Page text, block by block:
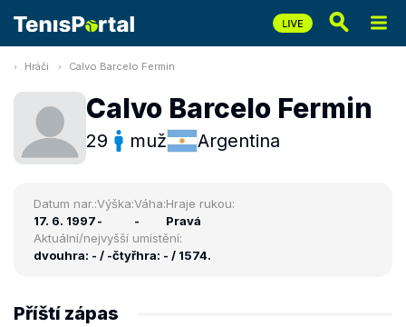
Hráči Calvo Barcelo Fermin
Calvo Barcelo Fermin
29 muž Argentina
Datum nar.:
17. 6. 1997
Výška:
-
Váha:
-
Hraje rukou:
Pravá
Aktuální/nejvyšší umístění:
dvouhra: - / -čtyřhra: - / 1574.
Příští zápas